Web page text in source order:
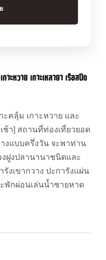
าะหวาย เกาะเหลายา เรือสปีด
ะคลุ้ม เกาะหวาย และ
ช้า] สถานที่ท่องเที่ยวยอด
งแบบครึ่งวัน จะพาท่าน
ฝูงปลานานาชนิดและ
งเขากวาง ปะการังแผ่น
พักผ่อนเล่นน้ำชายหาด